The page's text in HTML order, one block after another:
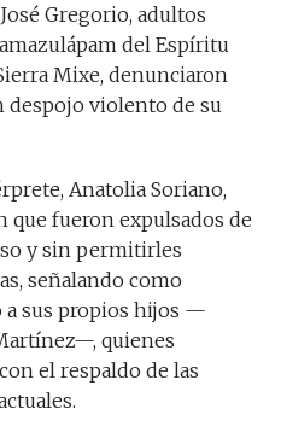
Gregorio, adultos
del Espíritu
Mixe, denunciaron
despojo violento de su
Anatolia Soriano,
que fueron expulsados de
y sin permitirles
señalando como
a sus propios hijos —
quienes
el respaldo de las